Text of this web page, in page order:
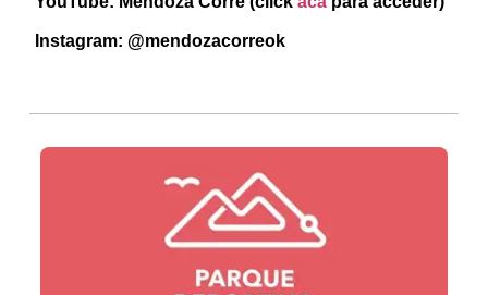
Instagram: @mendozacorreok